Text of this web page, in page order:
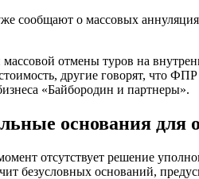
сообщают о массовых
отмены туров на
другие говорят, что
«Байбородин и партнеры».
основания для
отсутствует решение
безусловных оснований,